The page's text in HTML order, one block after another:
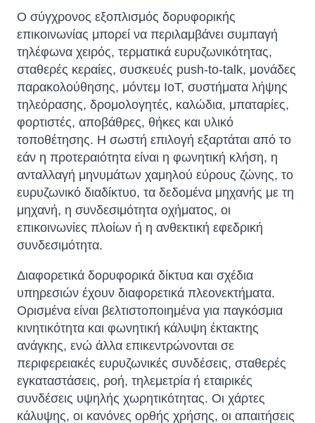
Ο σύγχρονος εξοπλισμός δορυφορικής
επικοινωνίας μπορεί να περιλαμβάνει συμπαγή
τηλέφωνα χειρός, τερματικά ευρυζωνικότητας,
σταθερές κεραίες, συσκευές push-to-talk, μονάδες
παρακολούθησης, μόντεμ IoT, συστήματα λήψης
τηλεόρασης, δρομολογητές, καλώδια, μπαταρίες,
φορτιστές, αποβάθρες, θήκες και υλικό
τοποθέτησης. Η σωστή επιλογή εξαρτάται από το
εάν η προτεραιότητα είναι η φωνητική κλήση, η
ανταλλαγή μηνυμάτων χαμηλού εύρους ζώνης, το
ευρυζωνικό διαδίκτυο, τα δεδομένα μηχανής με τη
μηχανή, η συνδεσιμότητα οχήματος, οι
επικοινωνίες πλοίων ή η ανθεκτική εφεδρική
συνδεσιμότητα.
Διαφορετικά δορυφορικά δίκτυα και σχέδια
υπηρεσιών έχουν διαφορετικά πλεονεκτήματα.
Ορισμένα είναι βελτιστοποιημένα για παγκόσμια
κινητικότητα και φωνητική κάλυψη έκτακτης
ανάγκης, ενώ άλλα επικεντρώνονται σε
περιφερειακές ευρυζωνικές συνδέσεις, σταθερές
εγκαταστάσεις, ροή, τηλεμετρία ή εταιρικές
συνδέσεις υψηλής χωρητικότητας. Οι χάρτες
κάλυψης, οι κανόνες ορθής χρήσης, οι απαιτήσεις